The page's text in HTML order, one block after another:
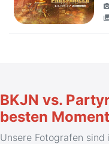
BKJN vs.
besten
Unsere Fotografen